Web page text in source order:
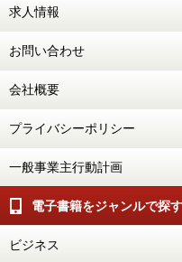
求人情報
お問い合わせ
会社概要
プライバシーポリシー
一般事業主行動計画
電子書籍をジャンルで探す
ビジネス